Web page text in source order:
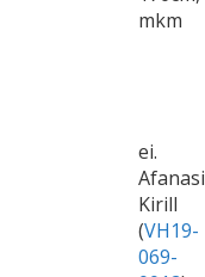
mkm
ei.
Afanasi
Kirill
(VH19-
069-